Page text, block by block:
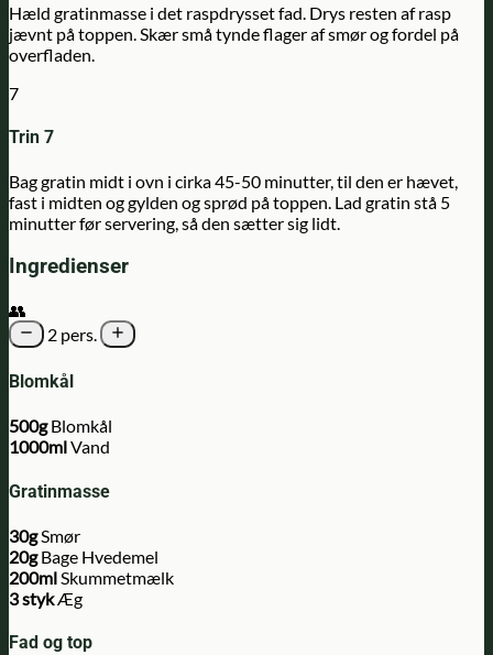
Hæld gratinmasse i det raspdrysset fad. Drys resten af rasp
jævnt på toppen. Skær små tynde flager af smør og fordel på
overfladen.
7
Trin 7
Bag gratin midt i ovn i cirka 45-50 minutter, til den er hævet,
fast i midten og gylden og sprød på toppen. Lad gratin stå 5
minutter før servering, så den sætter sig lidt.
Ingredienser
👥
2 pers.
Blomkål
500gBlomkål
1000mlVand
Gratinmasse
30gSmør
20gBage Hvedemel
200mlSkummetmælk
3 stykÆg
Fad og top